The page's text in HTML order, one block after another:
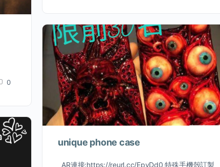
0
unique phone case
AR連接:https://reurl.cc/EpvDd0 特殊手機殼訂製